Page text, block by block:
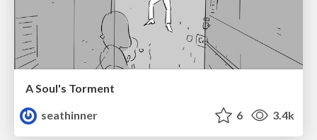
A Soul's Torment
seathinner
6 3.4k